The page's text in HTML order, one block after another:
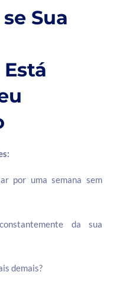
Sua
por uma semana sem
da sua
demais?